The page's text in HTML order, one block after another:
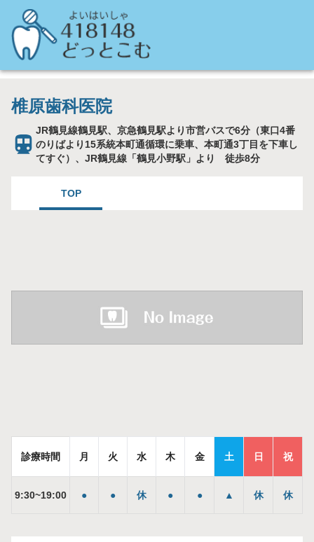
椎原歯科医院
JR鶴見線鶴見駅、京急鶴見駅より市営バスで6分（東口4番
のりばより15系統本町通循環に乗車、本町通3丁目を下車し
てすぐ）、JR鶴見線「鶴見小野駅」より 徒歩8分
TOP
診療時間 月 火 水 木 金 土 日 祝
9:30~19:00 ● ● 休 ● ● ▲ 休 休